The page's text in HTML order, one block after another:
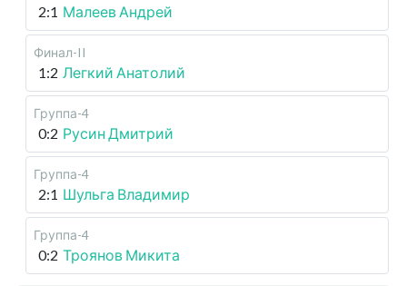
2:1 Малеев Андрей
Финал-II
1:2 Легкий Анатолий
Группа-4
0:2 Русин Дмитрий
Группа-4
2:1 Шульга Владимир
Группа-4
0:2 Троянов Микита